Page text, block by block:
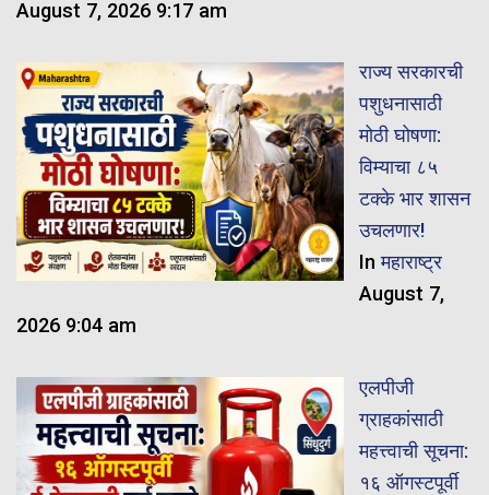
August 7, 2026 9:17 am
राज्य सरकारची
पशुधनासाठी
मोठी घोषणा:
विम्याचा ८५
टक्के भार शासन
उचलणार!
Inमहाराष्ट्र
August 7,
2026 9:04 am
एलपीजी
ग्राहकांसाठी
महत्त्वाची सूचना:
१६ ऑगस्टपूर्वी